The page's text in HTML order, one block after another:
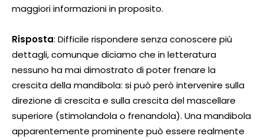
maggiori informazioni in proposito.
Risposta: Difficile rispondere senza conoscere più
dettagli, comunque diciamo che in letteratura
nessuno ha mai dimostrato di poter frenare la
crescita della mandibola: si può però intervenire sulla
direzione di crescita e sulla crescita del mascellare
superiore (stimolandola o frenandola). Una mandibola
apparentemente prominente può essere realmente